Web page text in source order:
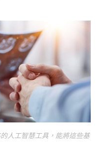
人工智慧工具，能將這些基